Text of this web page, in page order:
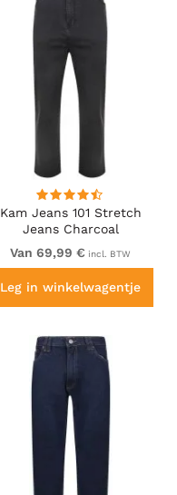
Kam Jeans 101 Stretch
Jeans Charcoal
Van 69,99 € incl. BTW
Leg in winkelwagentje